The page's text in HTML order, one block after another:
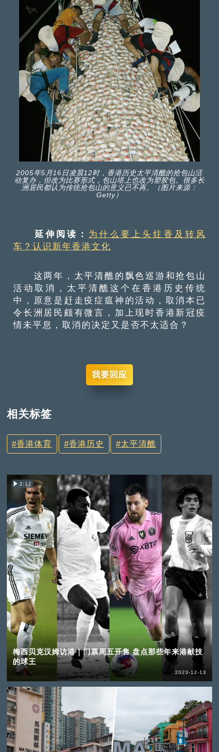
2005年5月16日凌晨12时，香港历史太平清醮的抢包山活
动复办，但改为比赛形式，包山塔上也改为塑胶包。很多长
洲居民都认为传统抢包山的意义已不再。（图片来源：
Getty）
延伸阅读： 为什么要上头炷香及转风
车？认识新年香港文化
这两年，太平清醮的飘色巡游和抢包山
活动取消，太平清醮这个在香港历史传统
中，原意是赶走疫症瘟神的活动，取消本已
令长洲居民颇有微言，加上现时香港新冠疫
情未平息，取消的决定又是否不太适合？
我要回应
相关标签
香港体育 香港历史 太平清醮
2:12
梅西贝克汉姆访港｜门票周五开售 盘点那些年来港献技
的球王
2023-12-13